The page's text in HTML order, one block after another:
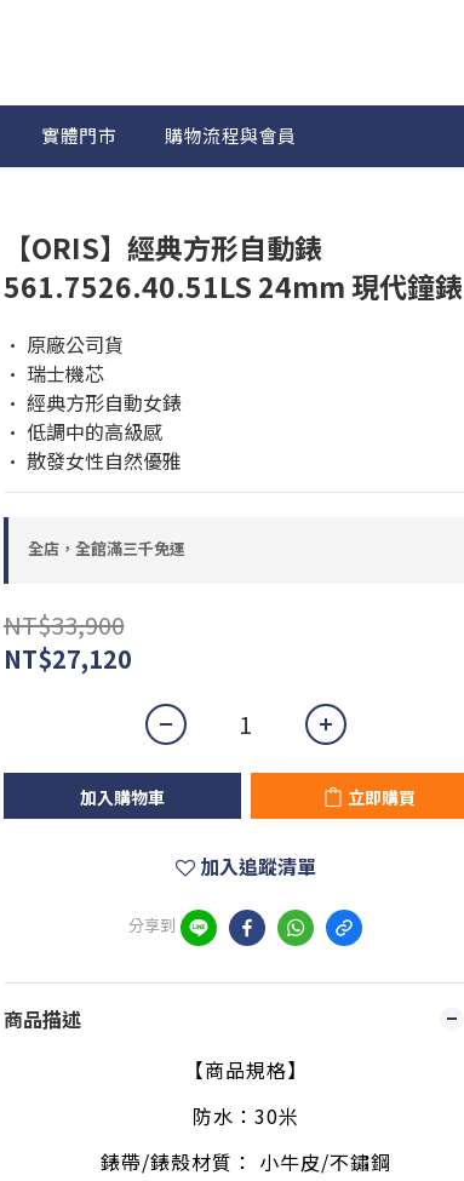
實體門市 購物流程與會員
【ORIS】經典方形自動錶
561.7526.40.51LS 24mm 現代鐘錶
• 原廠公司貨
• 瑞士機芯
• 經典方形自動女錶
• 低調中的高級感
• 散發女性自然優雅
全店，全館滿三千免運
NT$33,900
NT$27,120
加入購物車 立即購買
加入追蹤清單
分享到
商品描述
【商品規格】
防水 ： 30米
錶帶/錶殼材質： 小牛皮/不鏽鋼